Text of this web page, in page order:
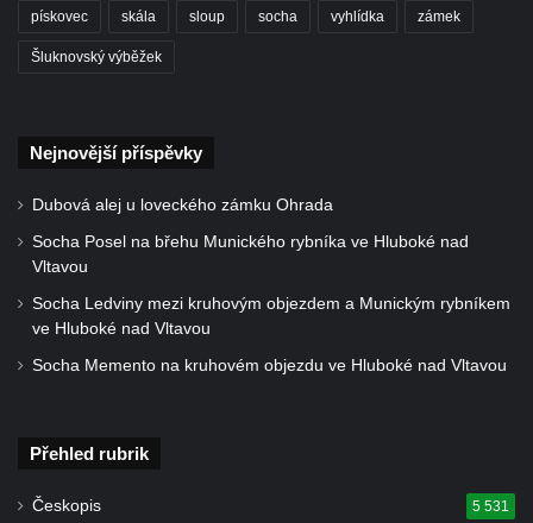
Údajný kříž u silnice č. 15 západně od
Želkovic pod horou Libeš
Kříž západně od domu čp. 85 v ulici Na
Centrální kříž hřbitova Šumburk nad
Desnou v Tanvaldu
Kříž u kostela svatého Františka z Assisi v
ve Starých Křečanech
Kříž u domu čp. 39 v Rybništi
pískovec skála sloup socha vyhlídka zámek
Šluknovský výběžek
Nejnovější příspěvky
Dubová alej u loveckého zámku Ohrada
Socha Posel na břehu Munického rybníka ve Hluboké nad
Vltavou
Socha Ledviny mezi kruhovým objezdem a Munickým rybníkem
ve Hluboké nad Vltavou
Socha Memento na kruhovém objezdu ve Hluboké nad Vltavou
Přehled rubrik
Českopis 5 531